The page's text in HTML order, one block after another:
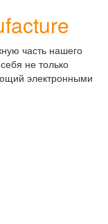
часть нашего
не только
электронными